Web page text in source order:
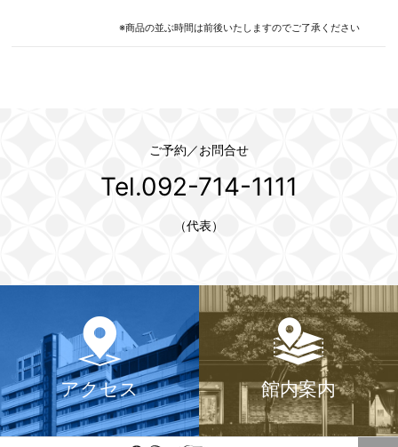
※商品の並ぶ時間は前後いたしますのでご了承ください
ご予約／お問合せ
Tel.092-714-1111
（代表）
アクセス 館内案内